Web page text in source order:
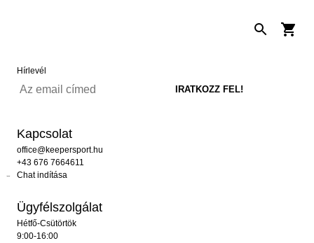
Hírlevél
Kapcsolat
office@keepersport.hu
+43 676 7664611
Chat indítása
Ügyfélszolgálat
Hétfő-Csütörtök
9:00-16:00